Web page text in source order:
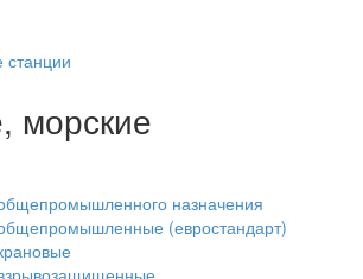
морские
назначения
(евростандарт)